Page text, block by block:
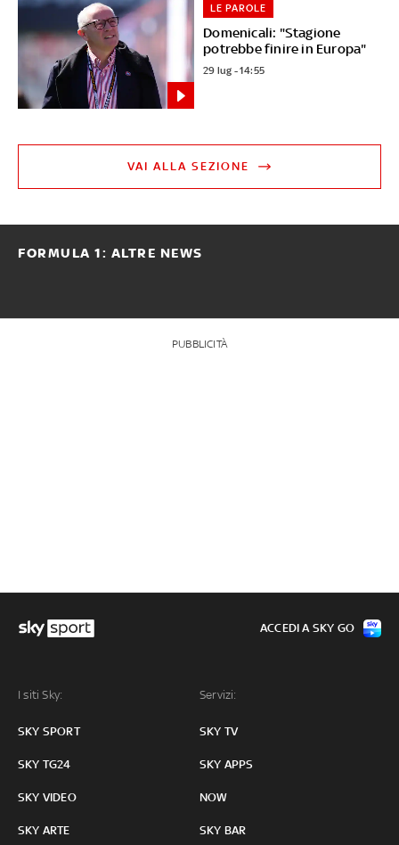
Domenicali: "Stagione
potrebbe finire in Europa"
LE PAROLE
29 lug - 14:55
VAI ALLA SEZIONE
FORMULA 1: ALTRE NEWS
PUBBLICITÀ
I siti Sky:
SKY SPORT
SKY TG24
SKY VIDEO
SKY ARTE
Servizi:
SKY TV
SKY APPS
NOW
SKY BAR
ACCEDI A SKY GO